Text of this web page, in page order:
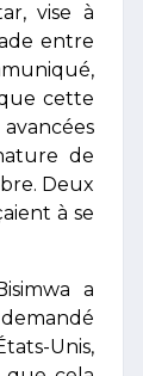
vise à
entre
cette
de
Deux
à se
a
demandé
Unis,